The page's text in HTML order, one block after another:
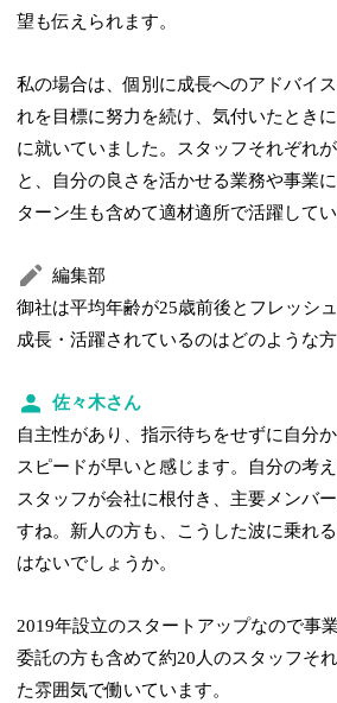
望も伝えられます。
私の場合は、個別に成長へのアドバイ
れを目標に努力を続け、気付いたとき
に就いていました。スタッフそれぞれ
と、自分の良さを活かせる業務や事業
ターン生も含めて適材適所で活躍してい
編集部
御社は平均年齢が25歳前後とフレッシ
成長・活躍されているのはどのような
佐々木さん
自主性があり、指示待ちをせずに自分
スピードが早いと感じます。自分の考
スタッフが会社に根付き、主要メンバ
すね。新人の方も、こうした波に乗れ
はないでしょうか。
2019年設立のスタートアップなので事
委託の方も含めて約20人のスタッフそ
た雰囲気で働いています。